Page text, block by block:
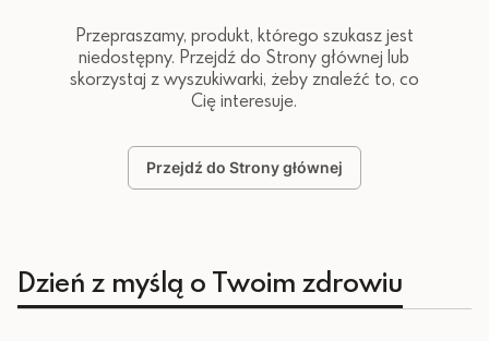
Przepraszamy, produkt, którego szukasz jest
niedostępny. Przejdź do Strony głównej lub
skorzystaj z wyszukiwarki, żeby znaleźć to, co
Cię interesuje.
Przejdź do Strony głównej
Dzień z myślą o Twoim zdrowiu